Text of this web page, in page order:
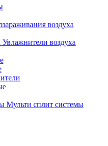
воздуха
Увлажнители воздуха
Мульти сплит системы